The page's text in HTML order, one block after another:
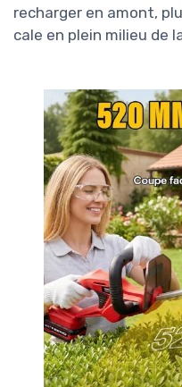
recharger en amont,
cale en plein milieu de